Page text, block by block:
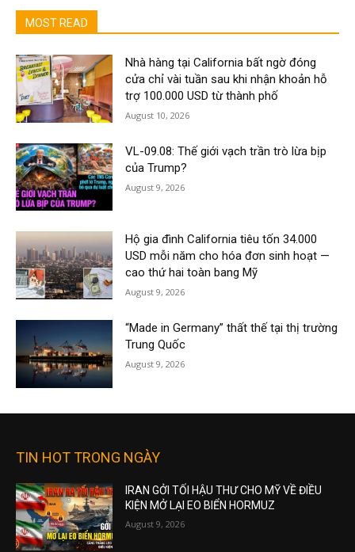
MOST READ
Nhà hàng tại California bất ngờ đóng
cửa chỉ vài tuần sau khi nhận khoản hỗ
trợ 100.000 USD từ thành phố
August 10, 2026
VL-09.08: Thế giới vạch trần trò lừa bịp
của Trump?
August 9, 2026
Hộ gia đình California tiêu tốn 34.000
USD mỗi năm cho hóa đơn sinh hoạt —
cao thứ hai toàn bang Mỹ
August 9, 2026
“Made in Germany” thất thế tại thị trường
Trung Quốc
August 9, 2026
TIN HOT TRONG NGÀY
IRAN GỞI TỐI HẬU THƯ CHO MỸ VỀ ĐIỀU
KIỆN MỞ LẠI EO BIỂN HORMUZ
August 9, 2026